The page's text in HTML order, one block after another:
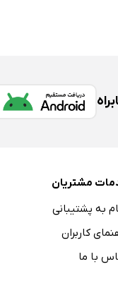
مشتریان
به پشتیبانی
کاربران
با ما